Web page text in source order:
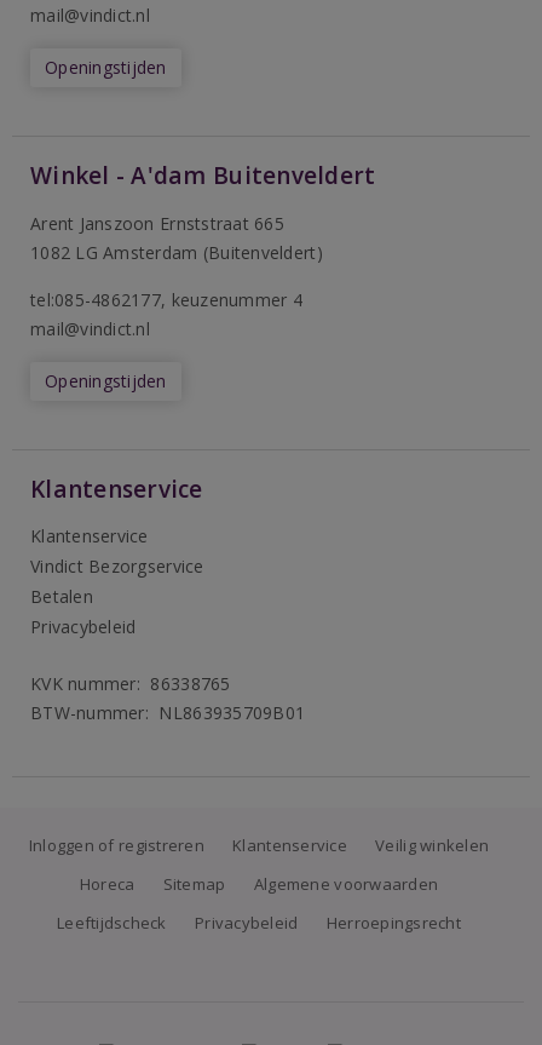
mail@vindict.nl
Openingstijden
Winkel - A'dam Buitenveldert
Arent Janszoon Ernststraat 665
1082 LG Amsterdam (Buitenveldert)
tel:085-4862177, keuzenummer 4
mail@vindict.nl
Openingstijden
Klantenservice
Klantenservice
Vindict Bezorgservice
Betalen
Privacybeleid
KVK nummer: 86338765
BTW-nummer: NL863935709B01
Inloggen of registreren Klantenservice
Veilig winkelen
Horeca
Sitemap
Algemene voorwaarden
Leeftijdscheck
Privacybeleid Herroepingsrecht